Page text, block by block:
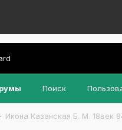
Поиск
Икона Казанская Б. М. 18век